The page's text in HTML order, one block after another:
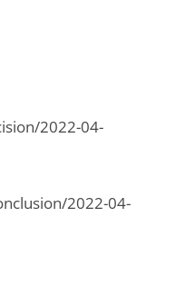
2022-04-
2022-04-